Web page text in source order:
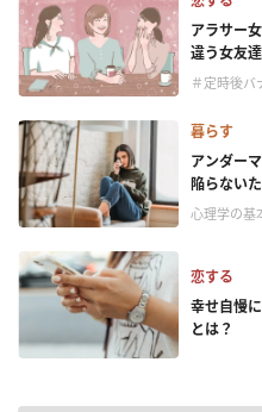
アラサー
違う女友
＃定時後バ
暮らす
アンダー
陥らない
心理学の基
恋する
幸せ自慢
とは？